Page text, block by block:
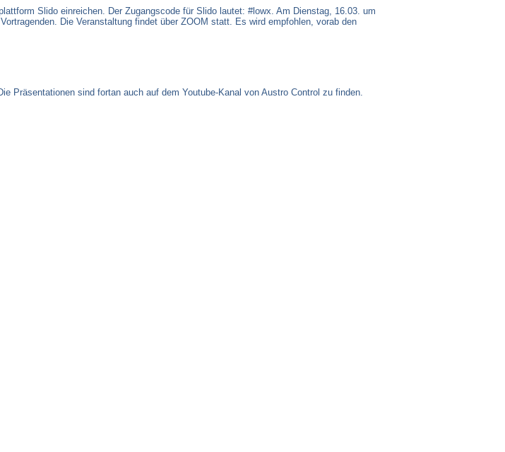
Slido einreichen. Der Zugangscode für Slido lautet: #lowx. Am Dienstag, 16.03. um
Die Veranstaltung findet über ZOOM statt. Es wird empfohlen, vorab den
Präsentationen sind fortan auch auf dem Youtube-Kanal von Austro Control zu finden.